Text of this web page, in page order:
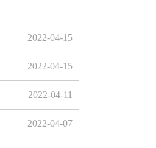
2022-04-15
2022-04-15
2022-04-11
2022-04-07